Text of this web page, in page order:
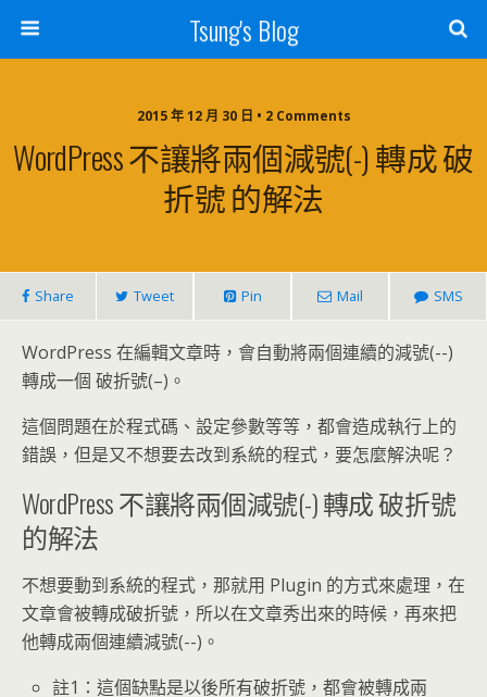
Tsung's Blog
2015 年 12 月 30 日 • 2 Comments
WordPress 不讓將兩個減號(-) 轉成 破
折號 的解法
Share Tweet Pin Mail SMS
WordPress 在編輯文章時，會自動將兩個連續的減號(--)
轉成一個 破折號(–)。
這個問題在於程式碼、設定參數等等，都會造成執行上的
錯誤，但是又不想要去改到系統的程式，要怎麼解決呢？
WordPress 不讓將兩個減號(-) 轉成 破折號
的解法
不想要動到系統的程式，那就用 Plugin 的方式來處理，在
文章會被轉成破折號，所以在文章秀出來的時候，再來把
他轉成兩個連續減號(--)。
註1：這個缺點是以後所有破折號，都會被轉成兩